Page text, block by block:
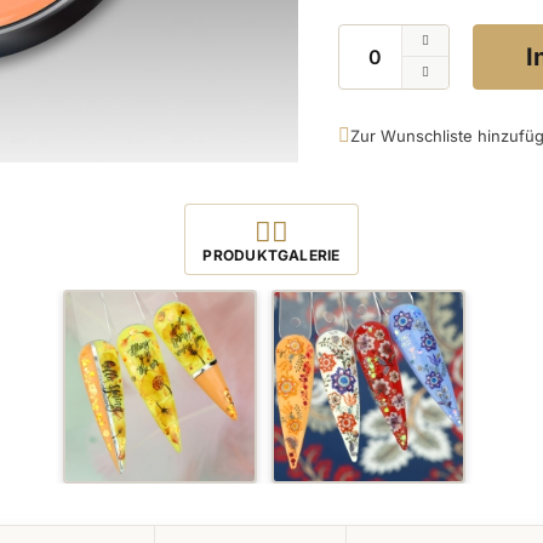
Zur Wunschliste
Produktbilder öffnen
PRODUKTGALERIE